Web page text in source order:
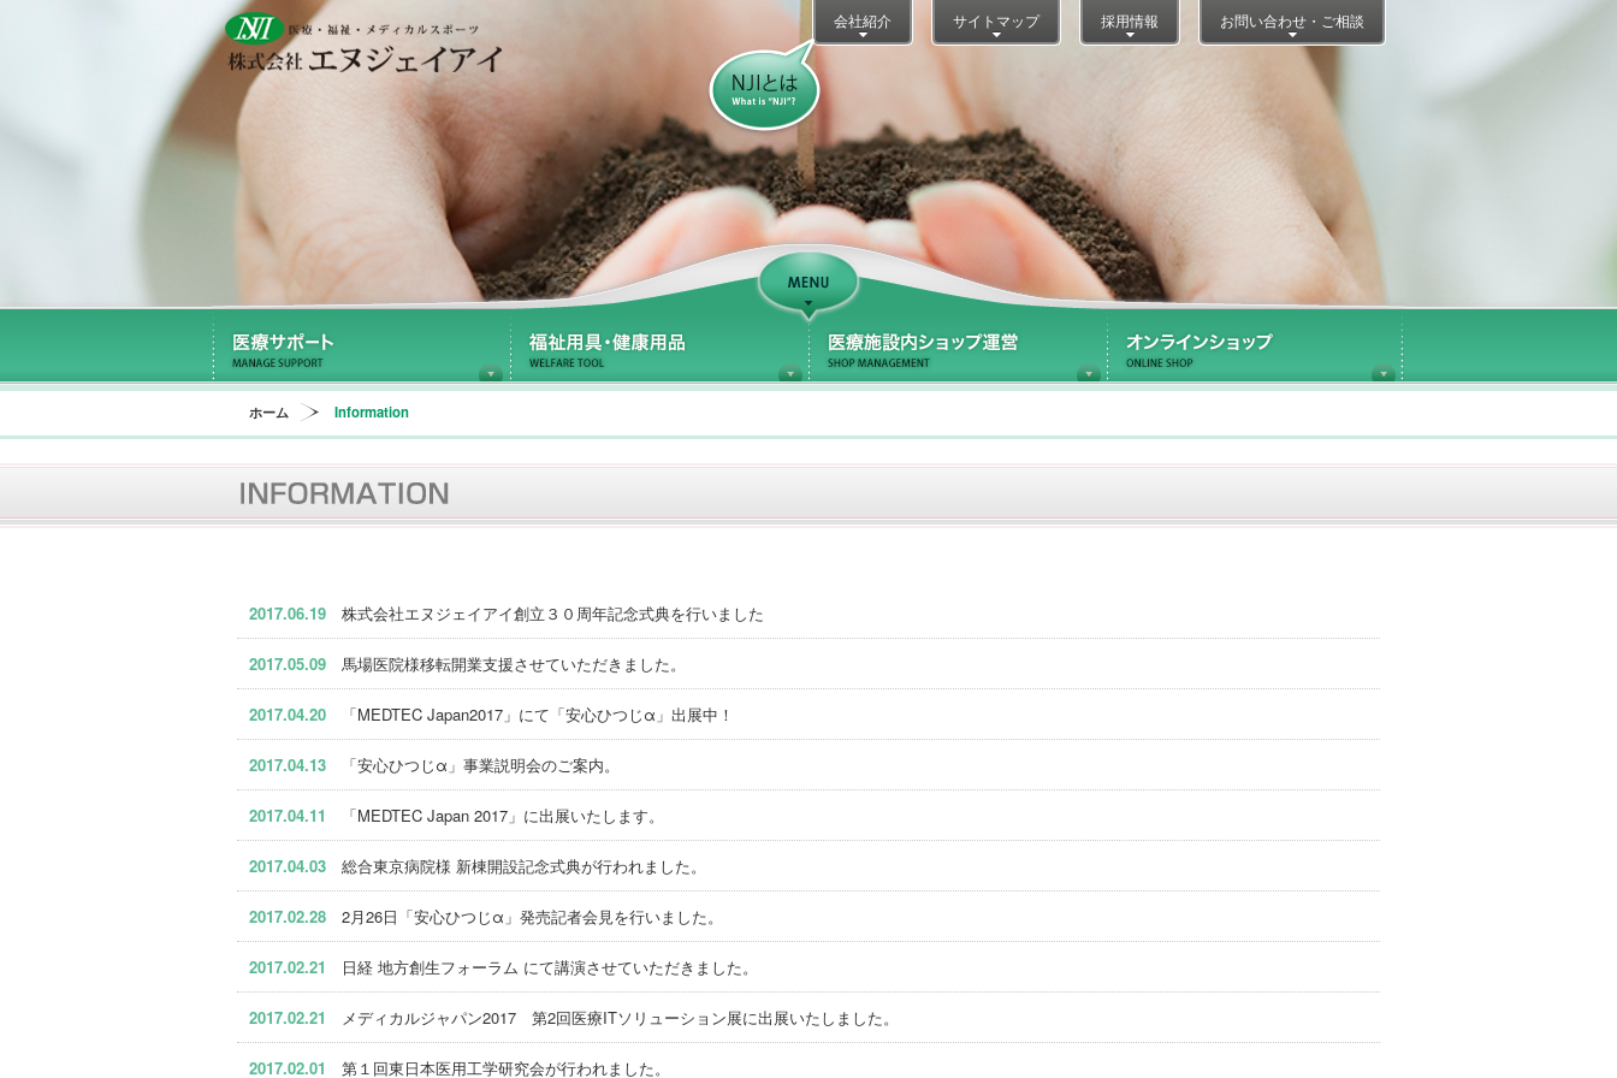
NJIとは？
会社紹介 サイトマップ 採用情報 お問い合わせ・ご相談
Support
医療サポート 福祉用具・健康用品 医療施設内ショップ運営
ホーム Information
Information
2017.06.19 株式会社エヌジェイアイ創立３０周年記念式典を行いました
2017.05.09 馬場医院様移転開業支援させていただきました。
2017.04.20 「MEDTEC Japan2017」にて「安心ひつじα」出展中！
2017.04.13 「安心ひつじα」事業説明会のご案内。
2017.04.11 「MEDTEC Japan 2017」に出展いたします。
2017.04.03 総合東京病院様 新棟開設記念式典が行われました。
2017.02.28 2月26日「安心ひつじα」発売記者会見を行いました。
2017.02.21 日経 地方創生フォーラム にて講演させていただきました。
2017.02.21 メディカルジャパン2017 第2回医療ITソリューション展に出展いたしました。
2017.02.01 第１回東日本医用工学研究会が行われました。